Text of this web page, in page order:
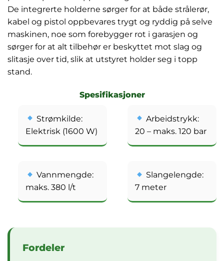
De integrerte holderne sørger for at både strålerør,
kabel og pistol oppbevares trygt og ryddig på selve
maskinen, noe som forebygger rot i garasjen og
sørger for at alt tilbehør er beskyttet mot slag og
slitasje over tid, slik at utstyret holder seg i topp
stand.
Spesifikasjoner
Strømkilde:
Elektrisk (1600 W)
Arbeidstrykk:
20 – maks. 120 bar
Vannmengde:
maks. 380 l/t
Slangelengde:
7 meter
Fordeler